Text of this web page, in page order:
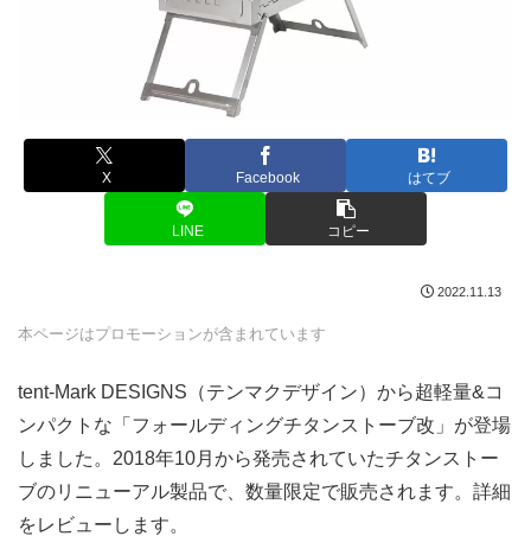
X Facebook はてブ
LINE コピー
2022.11.13
本ページはプロモーションが含まれています
tent-Mark DESIGNS（テンマクデザイン）から超軽量&コ
ンパクトな「フォールディングチタンストーブ改」が登場
しました。2018年10月から発売されていたチタンストー
ブのリニューアル製品で、数量限定で販売されます。詳細
をレビューします。